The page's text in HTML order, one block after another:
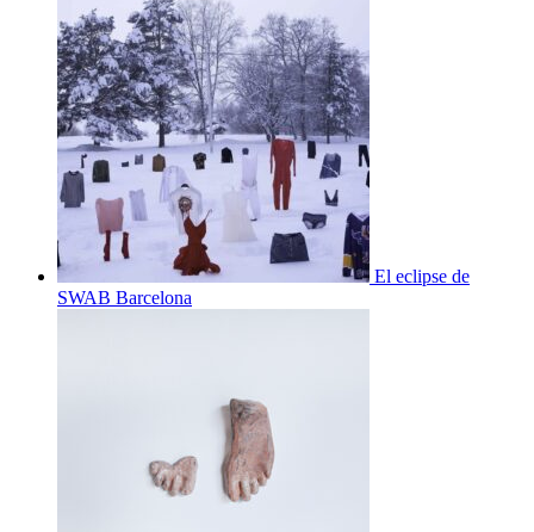
El eclipse de
SWAB Barcelona